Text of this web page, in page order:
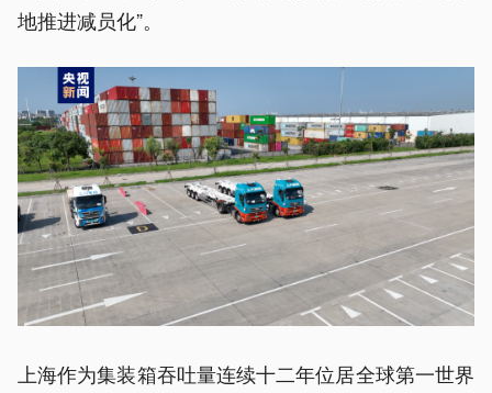
地推进减员化”。
上海作为集装箱吞吐量连续十二年位居全球第一世界